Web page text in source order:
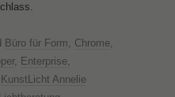
Büro für Form, Chrome,
, Enterprise,
KunstLicht Annelie